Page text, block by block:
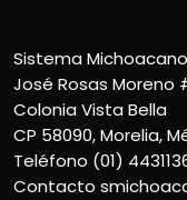
Sistema
José Rosas Moreno
Colonia Vista Bella
CP 58090, Morelia,
Teléfono (01)
Contacto